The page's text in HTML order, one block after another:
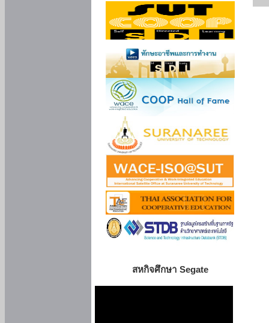
สหกิจศึกษา Segate